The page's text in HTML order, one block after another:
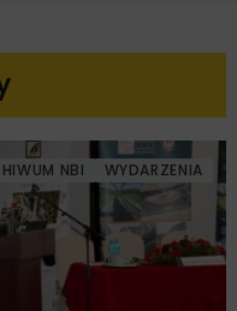
NBI WYDARZENIA